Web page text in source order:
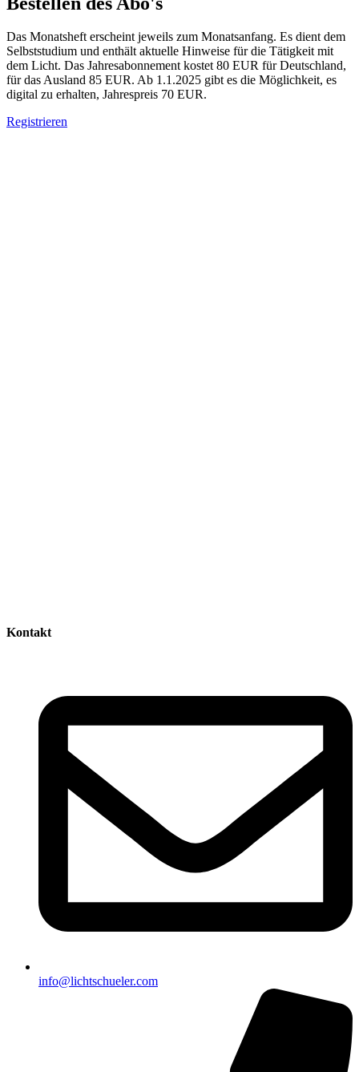
Das Monatsheft erscheint jeweils zum Monatsanfang. Es dient dem
Selbststudium und enthält aktuelle Hinweise für die Tätigkeit mit
dem Licht. Das Jahresabonnement kostet 80 EUR für Deutschland,
für das Ausland 85 EUR. Ab 1.1.2025 gibt es die Möglichkeit, es
digital zu erhalten, Jahrespreis 70 EUR.
Registrieren
Kontakt
info@lichtschueler.com